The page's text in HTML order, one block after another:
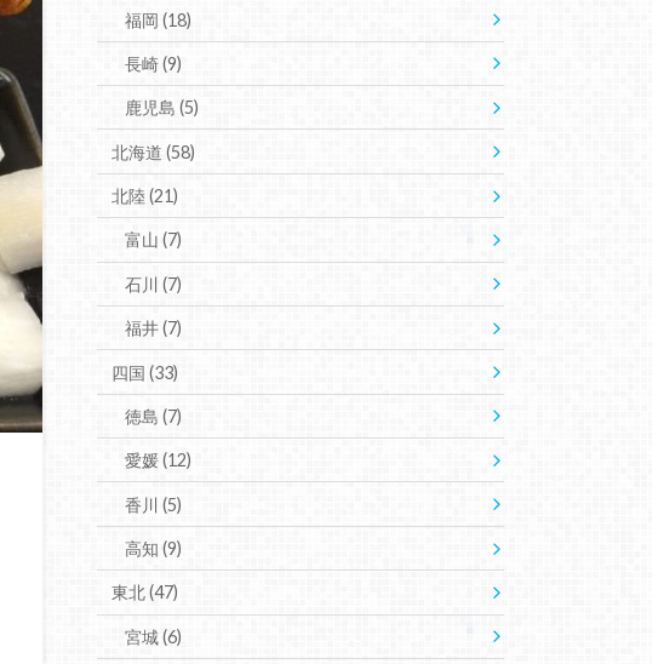
福岡(18)
長崎(9)
鹿児島(5)
北海道 (58)
北陸(21)
富山(7)
石川(7)
福井(7)
四国 (33)
徳島(7)
愛媛(12)
香川(5)
高知(9)
東北(47)
宮城(6)